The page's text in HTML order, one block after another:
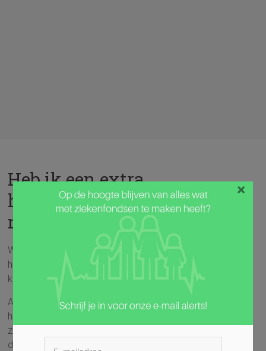
Heb ik een extra
hospitalisatieverzekering
nodig?
Wat als je gehospitaliseerd wordt? En vooral wat na de
hospitalisatie, eens de factuur in je brievenbus krijgt? Hoe
kan ik daar aan uit?
Als je gehospitaliseerd wordt dan wordt de
hospitalisatiefactuur eerst via derdebetaler aan je
ziekenfonds opgestuurd. Je ziekenfonds gaat op basis van
de aangegeven nomenclatuurcodes een deel rechtsreeks
×